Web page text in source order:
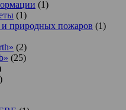
(1)
(1)
природных пожаров (1)
(2)
(25)